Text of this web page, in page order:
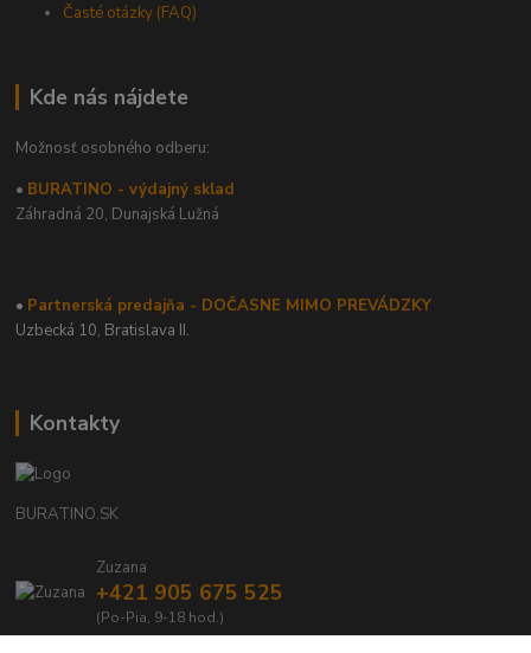
Časté otázky (FAQ)
Kde nás nájdete
Možnosť osobného odberu:
• BURATINO - výdajný sklad
Záhradná 20, Dunajská Lužná
• Partnerská predajňa - DOČASNE MIMO PREVÁDZKY
Uzbecká 10, Bratislava II.
Kontakty
BURATINO.SK
Zuzana
+421 905 675 525
(Po-Pia, 9-18 hod.)